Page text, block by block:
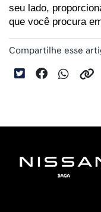
seu lado,
que você procura
Compartilhe esse